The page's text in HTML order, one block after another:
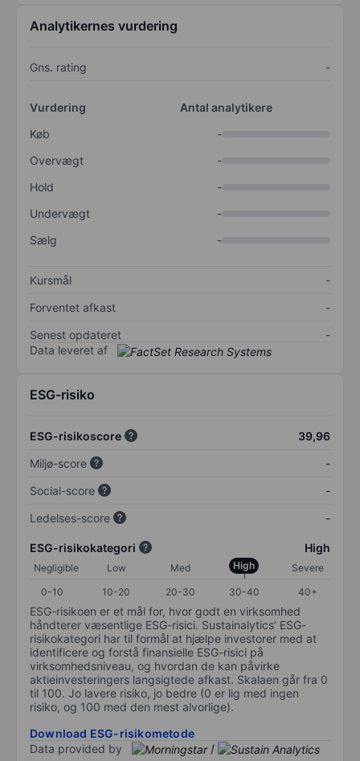
Analytikernes vurdering
Gns. rating -
Vurdering
Antal analytikere
Køb
-
Overvægt
-
Hold
-
Undervægt
-
Sælg
-
Kursmål
-
Forventet afkast
-
Senest opdateret
-
Data leveret af
ESG-risiko
ESG-risikoscore
39,96
Miljø-score
-
Social-score
-
Ledelses-score
-
ESG-risikokategori High
Negligible Low Med High
Severe
0-10
10-20 20-30 30-40 40+
ESG-risikoen er et mål for, hvor godt en virksomhed
håndterer væsentlige ESG-risici. Sustainalytics’ ESG-
risikokategori har til formål at hjælpe investorer med at
identificere og forstå finansielle ESG-risici på
virksomhedsniveau, og hvordan de kan påvirke
aktieinvesteringers langsigtede afkast. Skalaen går fra 0
til 100. Jo lavere risiko, jo bedre (0 er lig med ingen
risiko, og 100 med den mest alvorlige).
Download ESG-risikometode
Data provided by
/